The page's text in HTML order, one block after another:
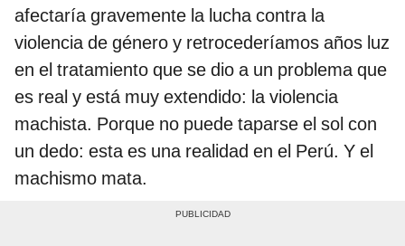
afectaría gravemente la lucha contra la
violencia de género y retrocederíamos años luz
en el tratamiento que se dio a un problema que
es real y está muy extendido: la violencia
machista. Porque no puede taparse el sol con
un dedo: esta es una realidad en el Perú. Y el
machismo mata.